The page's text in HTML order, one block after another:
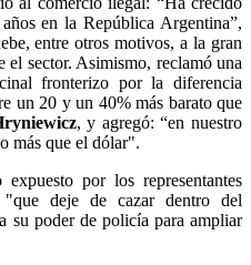
en la República Argentina”,
entre otros motivos, a la gran
el sector. Asimismo, reclamó una
fronterizo por la diferencia
un 20 y un 40% más barato que
, y agregó: “en nuestro
más que el dólar".
por los representantes
deje de cazar dentro del
su poder de policía para ampliar